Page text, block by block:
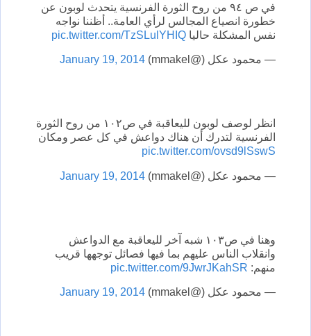
في ص ٩٤ من روح الثورة الفرنسية يتحدث لوبون عن
خطورة انصياع المجالس لرأي العامة.. أظننا نواجه
نفس المشكلة حاليا pic.twitter.com/TzSLulYHIQ
— محمود عكل (@mmakel) January 19, 2014
انظر لوصف لوبون لليعاقبة في ص١٠٢ من روح الثورة
الفرنسية لتدرك أن هناك دواعش في كل عصر ومكان
pic.twitter.com/ovsd9lSswS
— محمود عكل (@mmakel) January 19, 2014
وهنا في ص١٠٣ شبه آخر لليعاقبة مع الدواعش
وانقلاب الناس عليهم بما فيها فصائل توجهها قريب
منهم: pic.twitter.com/9JwrJKahSR
— محمود عكل (@mmakel) January 19, 2014